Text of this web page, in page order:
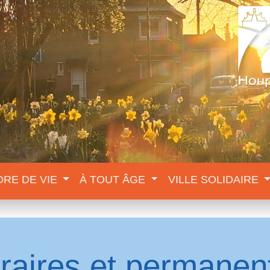
DE VIE À TOUT ÂGE VILLE SOLIDAIRE